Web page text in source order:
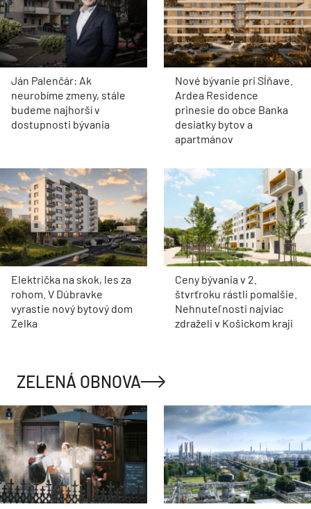
Ján Palenčár: Ak
neurobíme zmeny, stále
budeme najhorší v
dostupnosti bývania
Nové bývanie pri Sĺňave.
Ardea Residence
prinesie do obce Banka
desiatky bytov a
apartmánov
Električka na skok, les za
rohom. V Dúbravke
vyrastie nový bytový dom
Zelka
Ceny bývania v 2.
štvrťroku rástli pomalšie.
Nehnuteľnosti najviac
zdraželi v Košickom kraji
ZELENÁ OBNOVA